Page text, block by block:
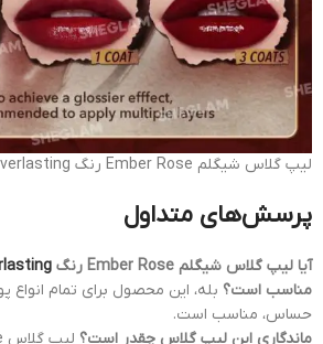
لیپ گلاس شیگلم Ember Rose رنگ Everlasting
پرسش‌های متداول
آیا لیپ گلاس شیگلم Ember Rose رنگ
مناسب است؟ بله، این محصول برای تمام
حساس، مناسب است.
ماندگاری این لیپ گلاس چقدر است؟